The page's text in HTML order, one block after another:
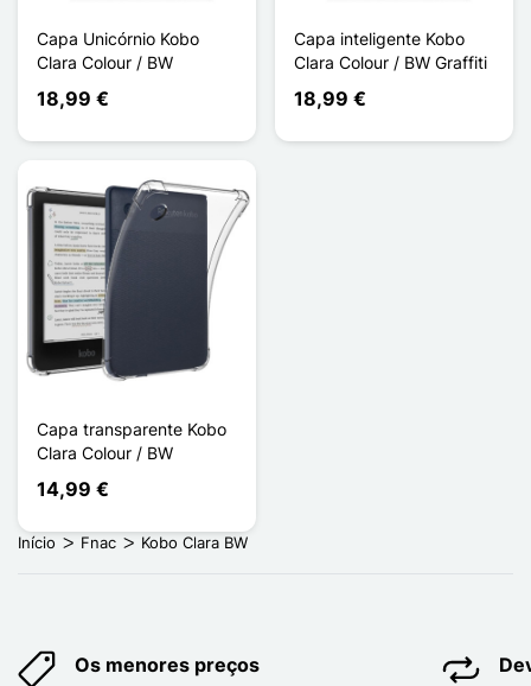
Capa Unicórnio Kobo
Clara Colour / BW
18,99 €
Capa inteligente Kobo
Clara Colour / BW Graffiti
18,99 €
Capa transparente Kobo
Clara Colour / BW
14,99 €
Início Fnac Kobo Clara BW
Os menores preços